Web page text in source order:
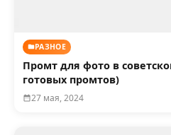
РАЗНОЕ
Промт для фото в
готовых промтов)
27 мая, 2024